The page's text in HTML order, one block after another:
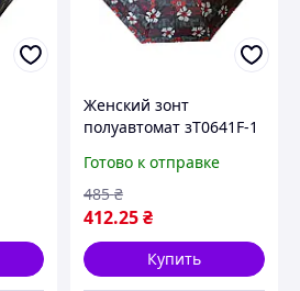
Женский зонт
полуавтомат зТ0641F-1
Готово к отправке
412.25₴
485 ₴
Купить